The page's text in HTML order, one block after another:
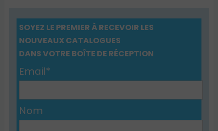
SOYEZ LE PREMIER À RECEVOIR LES
NOUVEAUX CATALOGUES
DANS VOTRE BOÎTE DE RÉCEPTION
Email*
Nom